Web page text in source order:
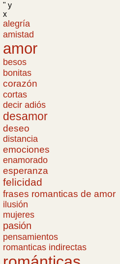
" y
x
alegría
amistad
amor
besos
bonitas
corazón
cortas
decir adiós
desamor
deseo
distancia
emociones
enamorado
esperanza
felicidad
frases romanticas de amor
ilusión
mujeres
pasión
pensamientos
romanticas indirectas